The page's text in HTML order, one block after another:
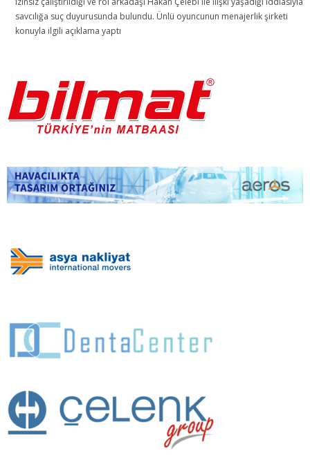
savcılığa suç duyurusunda bulundu. Ünlü oyuncunun menajerlik şirketi
konuyla ilgili açıklama yaptı